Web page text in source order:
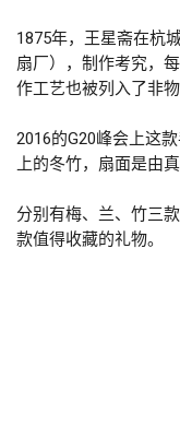
1875年，王星斋在杭
扇厂），制作考究，
作工艺也被列入了非物
2016的G20峰会上这
上的冬竹，扇面是由真
分别有梅、兰、竹三
款值得收藏的礼物。